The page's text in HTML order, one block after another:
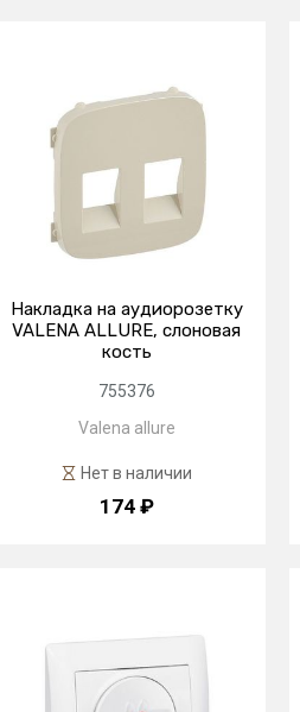
Накладка на аудиорозетку
VALENA ALLURE, слоновая
кость
755376
Valena allure
Нет в наличии
174 ₽